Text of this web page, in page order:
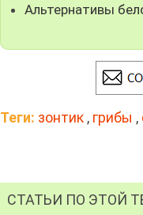
Альтернативы
Теги: зонтик , грибы ,
СТАТЬИ ПО ЭТОЙ